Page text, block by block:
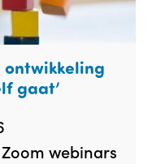
ontwikkeling
gaat’
webinars